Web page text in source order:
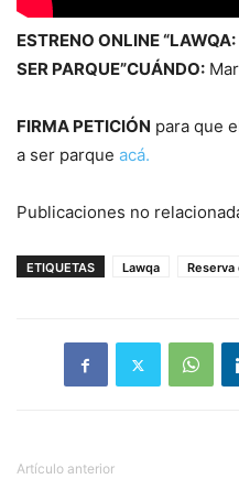
ESTRENO ONLINE
SER PARQUE”CUÁNDO:
FIRMA PETICIÓN para que
a ser parque acá.
Publicaciones no
ETIQUETAS Lawqa Reserva
Artículo anterior